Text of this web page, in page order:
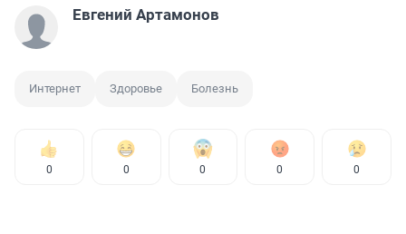
Евгений Артамонов
Интернет Здоровье Болезнь
0 0 0 0 0